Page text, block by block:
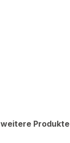
weitere Produkte